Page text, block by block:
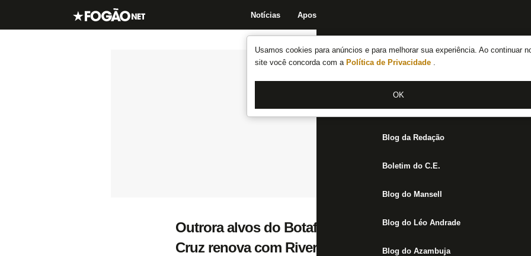
Usamos cookies para anúncios e para melhorar sua experiência. Ao continuar
site você concorda com a Política de Privacidade .
OK
Notícias Apostas
Notícias do Botafogo
Fórum
Jogos
Blog da Redação
Boletim do C.E.
Blog do Mansell
Blog do Léo Andrade
Blog do Azambuja
Outrora alvos do Botafogo, Júnior Urso acerta com o
Cruz renova com River Plate